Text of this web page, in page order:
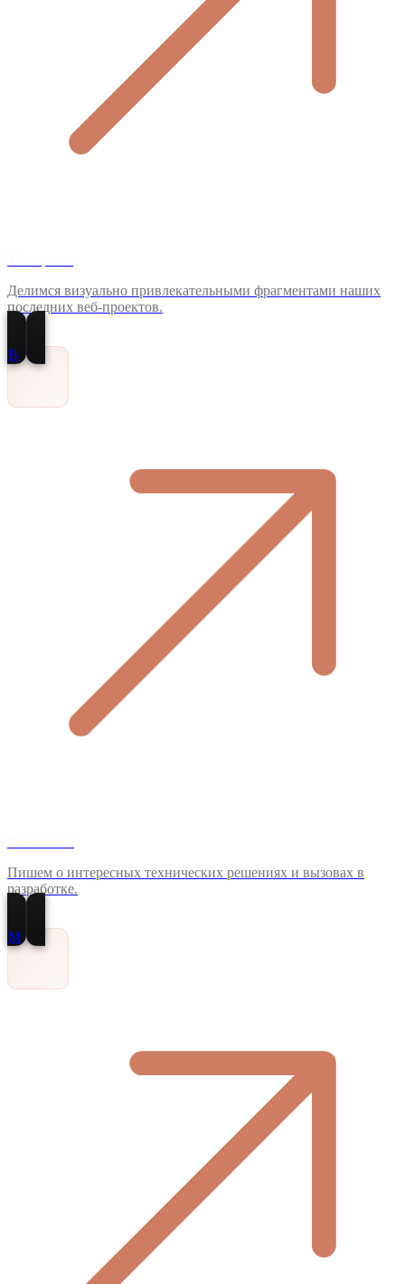
Делимся визуально привлекательными фрагментами наших
последних веб-проектов.
В
Пишем о интересных технических решениях и вызовах в
разработке.
M